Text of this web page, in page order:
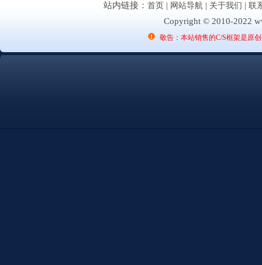
站内链接： 首页 | 网站导航 | 关于我们 | 联
Copyright © 2010-2022
敬告：本站销售的C/S框架是原